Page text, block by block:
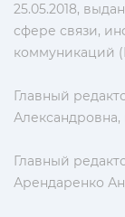
25.05.2018,
сфере связи,
коммуникаций
Главный
Александровна,
Главный
Арендаренко